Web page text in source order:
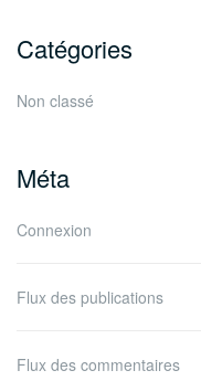
Catégories
Non classé
Méta
Connexion
Flux des publications
Flux des commentaires